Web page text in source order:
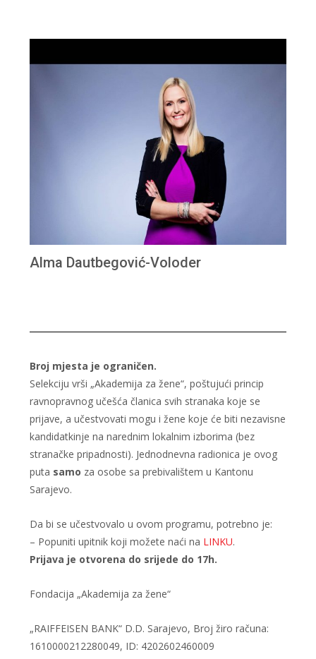
Alma Dautbegović-Voloder
Broj mjesta je ograničen.
Selekciju vrši „Akademija za žene“, poštujući princip
ravnopravnog učešća članica svih stranaka koje se
prijave, a učestvovati mogu i žene koje će biti nezavisne
kandidatkinje na narednim lokalnim izborima (bez
stranačke pripadnosti). Jednodnevna radionica je ovog
puta samo za osobe sa prebivalištem u Kantonu
Sarajevo.
Da bi se učestvovalo u ovom programu, potrebno je:
– Popuniti upitnik koji možete naći na LINKU.
Prijava je otvorena do srijede do 17h.
Fondacija „Akademija za žene“
„RAIFFEISEN BANK“ D.D. Sarajevo, Broj žiro računa:
1610000212280049, ID: 4202602460009